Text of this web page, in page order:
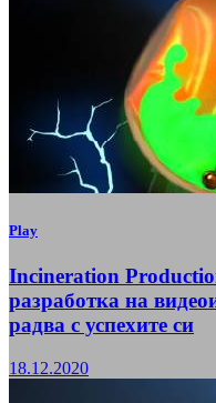
Play
Incineration
разработка на
радва с успехите си
18.12.2020